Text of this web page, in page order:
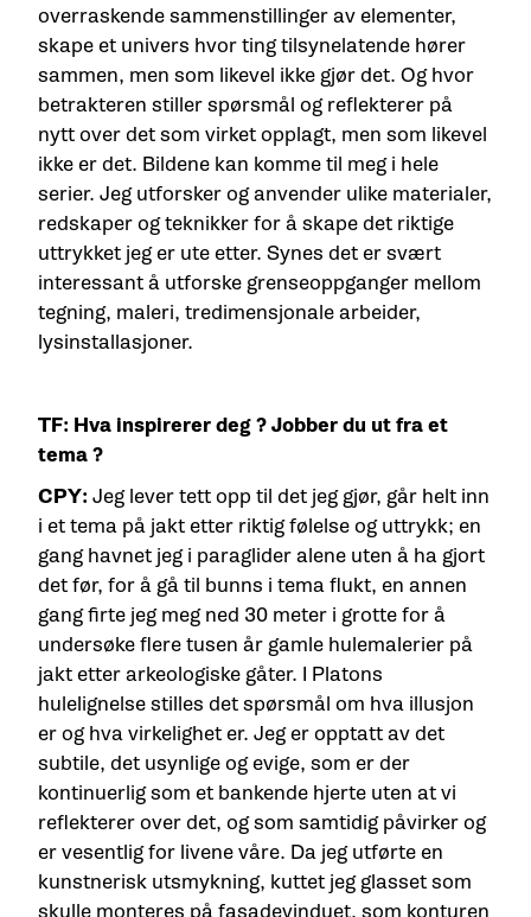
overraskende sammenstillinger av elementer,
skape et univers hvor ting tilsynelatende hører
sammen, men som likevel ikke gjør det. Og hvor
betrakteren stiller spørsmål og reflekterer på
nytt over det som virket opplagt, men som likevel
ikke er det. Bildene kan komme til meg i hele
serier. Jeg utforsker og anvender ulike materialer,
redskaper og teknikker for å skape det riktige
uttrykket jeg er ute etter. Synes det er svært
interessant å utforske grenseoppganger mellom
tegning, maleri, tredimensjonale arbeider,
lysinstallasjoner.
TF: Hva inspirerer deg ? Jobber du ut fra et
tema ?
CPY:Jeg lever tett opp til det jeg gjør, går helt inn
i et tema på jakt etter riktig følelse og uttrykk; en
gang havnet jeg i paraglider alene uten å ha gjort
det før, for å gå til bunns i tema flukt, en annen
gang firte jeg meg ned 30 meter i grotte for å
undersøke flere tusen år gamle hulemalerier på
jakt etter arkeologiske gåter. I Platons
hulelignelse stilles det spørsmål om hva illusjon
er og hva virkelighet er. Jeg er opptatt av det
subtile, det usynlige og evige, som er der
kontinuerlig som et bankende hjerte uten at vi
reflekterer over det, og som samtidig påvirker og
er vesentlig for livene våre. Da jeg utførte en
kunstnerisk utsmykning, kuttet jeg glasset som
skulle monteres på fasadevinduet, som konturen